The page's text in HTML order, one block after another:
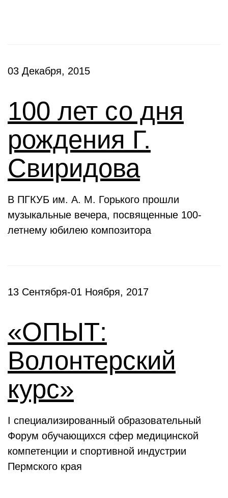
03 Декабря, 2015
100 лет со дня
рождения Г.
Свиридова
В ПГКУБ им. А. М. Горького прошли
музыкальные вечера, посвященные 100-
летнему юбилею композитора
13 Сентября-01 Ноября, 2017
«ОПЫТ:
Волонтерский
курс»
I специализированный образовательный
Форум обучающихся сфер медицинской
компетенции и спортивной индустрии
Пермского края